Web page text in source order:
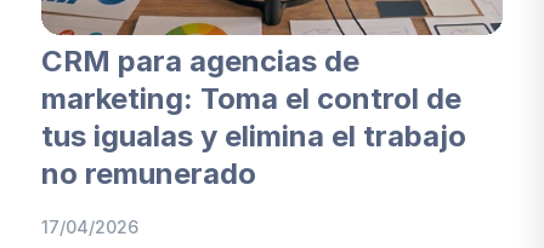
CRM para agencias de
marketing: Toma el control de
tus igualas y elimina el trabajo
no remunerado
17/04/2026